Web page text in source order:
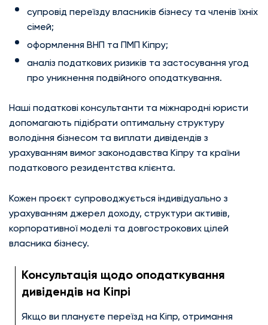
супровід переїзду власників бізнесу та членів їхніх
сімей;
оформлення ВНП та ПМП Кіпру;
аналіз податкових ризиків та застосування угод
про уникнення подвійного оподаткування.
Наші податкові консультанти та міжнародні юристи
допомагають підібрати оптимальну структуру
володіння бізнесом та виплати дивідендів з
урахуванням вимог законодавства Кіпру та країни
податкового резидентства клієнта.
Кожен проєкт супроводжується індивідуально з
урахуванням джерел доходу, структури активів,
корпоративної моделі та довгострокових цілей
власника бізнесу.
Консультація щодо оподаткування
дивідендів на Кіпрі
Якщо ви плануєте переїзд на Кіпр, отримання